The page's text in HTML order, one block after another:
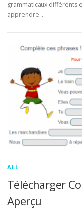
grammaticaux différents
apprendre …
ALL
Télécharger
Aperçu